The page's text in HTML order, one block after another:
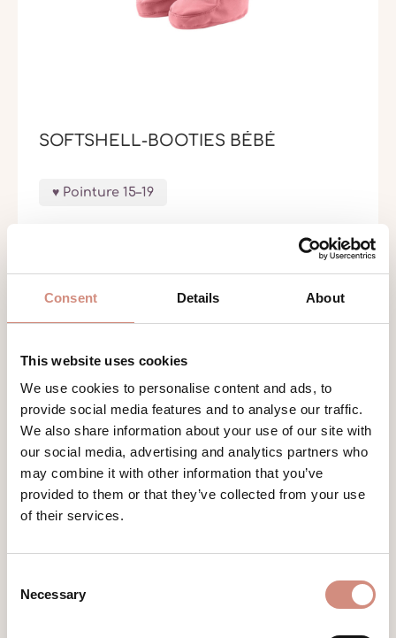
Consent Details About
This website uses cookies
We use cookies to personalise content and ads, to
provide social media features and to analyse our traffic.
We also share information about your use of our site with
our social media, advertising and analytics partners who
may combine it with other information that you’ve
provided to them or that they’ve collected from your use
of their services.
Selection
Necessary
SOFTSHELL-BOOTIES BÉBÉ
Pointure 15–19